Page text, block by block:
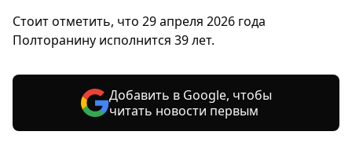
Стоит отметить, что 29 апреля 2026 года
Полторанину исполнится 39 лет.
Добавить в Google, чтобы
читать новости первым